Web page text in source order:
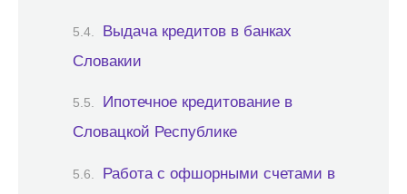
Выдача кредитов в банках
Словакии
Ипотечное кредитование в
Словацкой Республике
Работа с офшорными счетами в